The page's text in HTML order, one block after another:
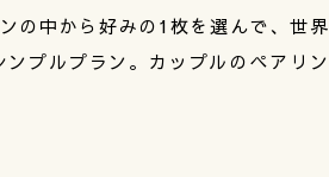
の中から好みの1枚を選んで、世界
プルプラン。カップルのペアリン